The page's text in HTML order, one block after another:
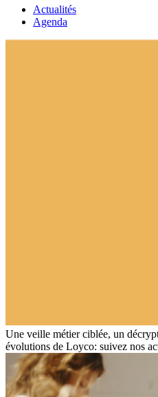
Actualités
Agenda
Une veille métier ciblée, un
évolutions de Loyco: suivez nos